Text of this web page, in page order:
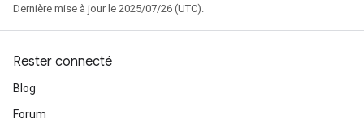
Dernière mise à jour le 2025/07/26 (UTC).
Rester connecté
Blog
Forum